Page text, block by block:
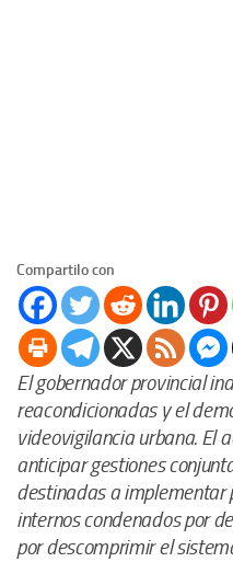
Compartilo con
El gobernador provincial
reacondicionadas y el
videovigilancia urbana. El
anticipar gestiones
destinadas a implementar
internos condenados por
por descomprimir el